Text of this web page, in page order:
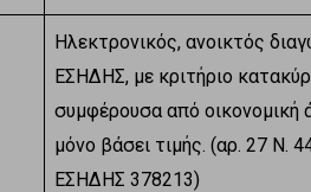
Ηλεκτρονικός, ανοικτός
ΕΣΗΔΗΣ, με κριτήριο
συμφέρουσα από
μόνο βάσει τιμής. (αρ. 27 Ν.
ΕΣΗΔΗΣ 378213)